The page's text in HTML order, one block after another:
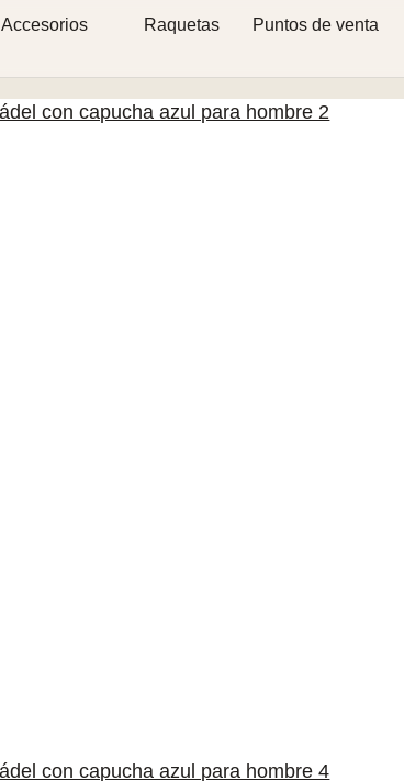
Accesorios Raquetas Puntos de venta